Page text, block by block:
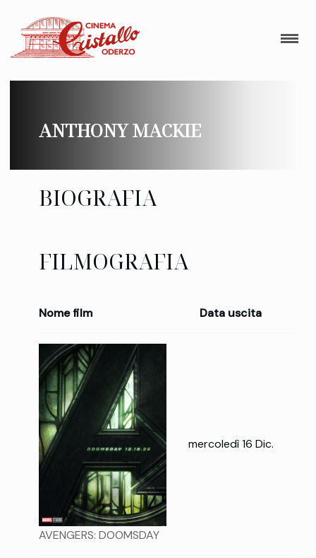
ANTHONY MACKIE
BIOGRAFIA
FILMOGRAFIA
Nome film Data uscita
AVENGERS: DOOMSDAY
mercoledì 16 Dic.